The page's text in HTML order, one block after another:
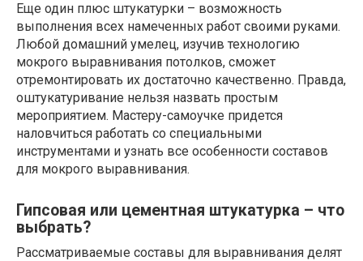
Еще один плюс штукатурки – возможность
выполнения всех намеченных работ своими руками.
Любой домашний умелец, изучив технологию
мокрого выравнивания потолков, сможет
отремонтировать их достаточно качественно. Правда,
оштукатуривание нельзя назвать простым
мероприятием. Мастеру-самоучке придется
наловчиться работать со специальными
инструментами и узнать все особенности составов
для мокрого выравнивания.
Гипсовая или цементная штукатурка – что
выбрать?
Рассматриваемые составы для выравнивания делят